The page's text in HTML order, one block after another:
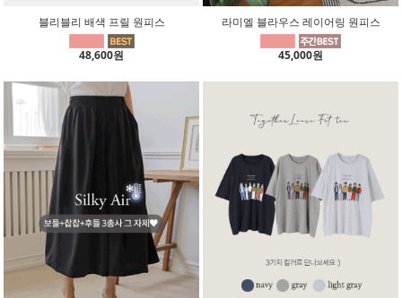
블리블리 배색 프릴 원피스
48,600원
라미엘 블라우스 레이어링 원피스
45,000원